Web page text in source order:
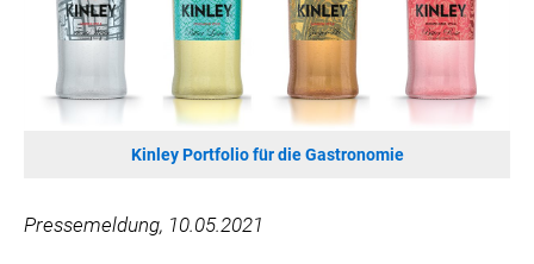
VIER HOCH VIER
ALFIES
HANNERSBERG
WILHELM-EXNER-MEDAILLEN STIFTUNG
EWP RECYCLING PFAND ÖSTERREICH
Kinley Portfolio für die Gastronomie
Pressemeldung, 10.05.2021